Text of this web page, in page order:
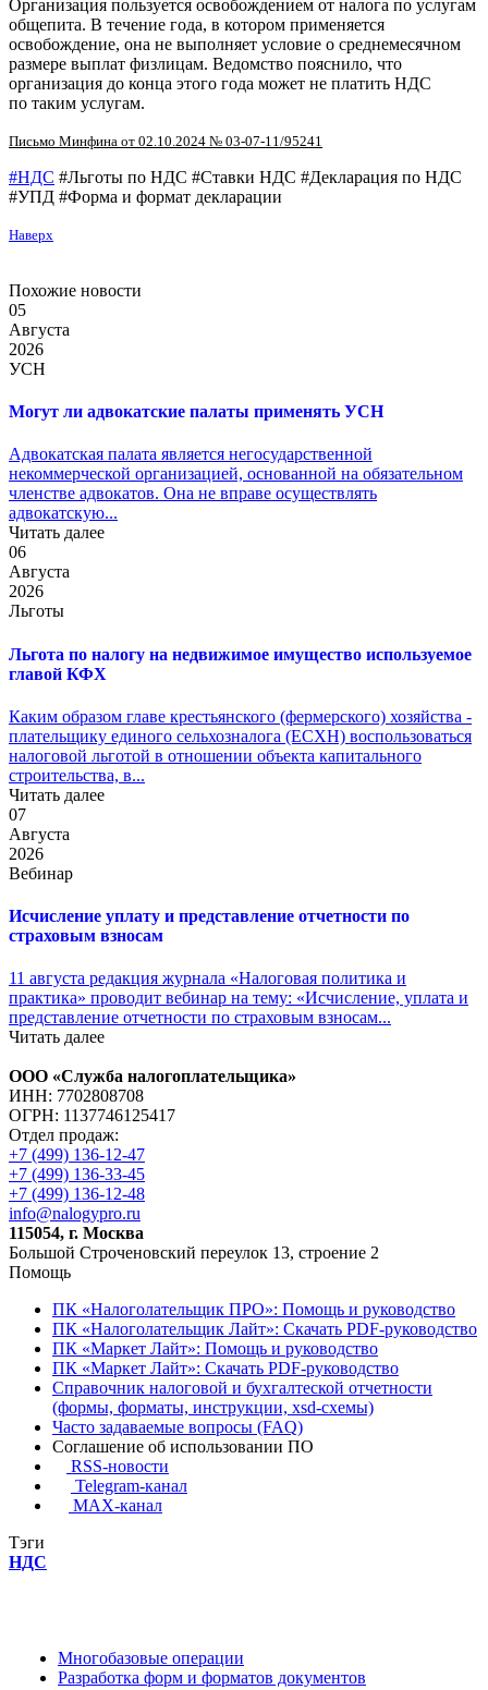
Организация пользуется освобождением от налога по услугам
общепита. В течение года, в котором применяется
освобождение, она не выполняет условие о среднемесячном
размере выплат физлицам. Ведомство пояснило, что
организация до конца этого года может не платить НДС
по таким услугам.
Письмо Минфина от 02.10.2024 № 03-07-11/95241
#НДС #Льготы по НДС #Ставки НДС #Декларация по НДС
#УПД #Форма и формат декларации
Наверх
Похожие новости
05
Августа
2026
УСН
Могут ли адвокатские палаты применять УСН
Адвокатская палата является негосударственной
некоммерческой организацией, основанной на обязательном
членстве адвокатов. Она не вправе осуществлять
адвокатскую...
Читать далее
06
Августа
2026
Льготы
Льгота по налогу на недвижимое имущество используемое
главой КФХ
Каким образом главе крестьянского (фермерского) хозяйства -
плательщику единого сельхозналога (ЕСХН) воспользоваться
налоговой льготой в отношении объекта капитального
строительства, в...
Читать далее
07
Августа
2026
Вебинар
Исчисление уплату и представление отчетности по
страховым взносам
11 августа редакция журнала «Налоговая политика и
практика» проводит вебинар на тему: «Исчисление, уплата и
представление отчетности по страховым взносам...
Читать далее
ООО «Служба налогоплательщика»
ИНН: 7702808708
ОГРН: 1137746125417
Отдел продаж:
+7 (499) 136-12-47
+7 (499) 136-33-45
+7 (499) 136-12-48
info@nalogypro.ru
115054, г. Москва
Большой Строченовский переулок 13, строение 2
Помощь
ПК «Налоголательщик ПРО»: Помощь и руководство
ПК «Налоголательщик Лайт»: Скачать PDF-руководство
ПК «Маркет Лайт»: Помощь и руководство
ПК «Маркет Лайт»: Скачать PDF-руководство
Справочник налоговой и бухгалтеской отчетности
(формы, форматы, инструкции, xsd-схемы)
Часто задаваемые вопросы (FAQ)
Соглашение об использовании ПО
RSS-новости
Telegram-канал
MAX-канал
Тэги
НДС
Многобазовые операции
Разработка форм и форматов документов